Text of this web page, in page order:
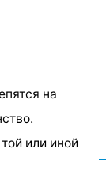
на
или иной